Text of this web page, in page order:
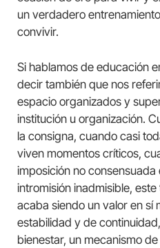
un verdadero
convivir.
Si hablamos de educación
decir también que nos
espacio organizados y
institución u organización.
la consigna, cuando casi
viven momentos críticos,
imposición no consensuada
intromisión inadmisible,
acaba siendo un valor en sí
estabilidad y de
bienestar, un mecanismo